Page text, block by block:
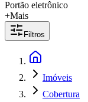
Portão eletrônico
+Mais
Filtros
Imóveis
Cobertura